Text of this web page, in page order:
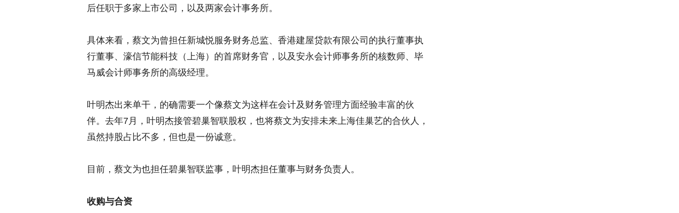
后任职于多家上市公司，以及两家会计事务所。
具体来看，蔡文为曾担任新城悦服务财务总监、香港建屋贷款有限公司的执行董事执
行董事、濠信节能科技（上海）的首席财务官，以及安永会计师事务所的核数师、毕
马威会计师事务所的高级经理。
叶明杰出来单干，的确需要一个像蔡文为这样在会计及财务管理方面经验丰富的伙
伴。去年7月，叶明杰接管碧巢智联股权，也将蔡文为安排未来上海佳巢艺的合伙人，
虽然持股占比不多，但也是一份诚意。
目前，蔡文为也担任碧巢智联监事，叶明杰担任董事与财务负责人。
收购与合资